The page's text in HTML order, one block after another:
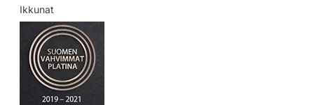
Ikkunat